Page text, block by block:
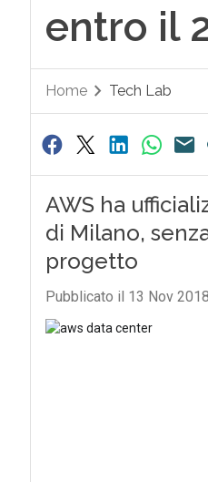
entro il
Home Tech Lab
AWS ha
di Milano,
progetto
Pubblicato il 13 Nov 2018